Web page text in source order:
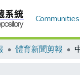
體育新聞剪報